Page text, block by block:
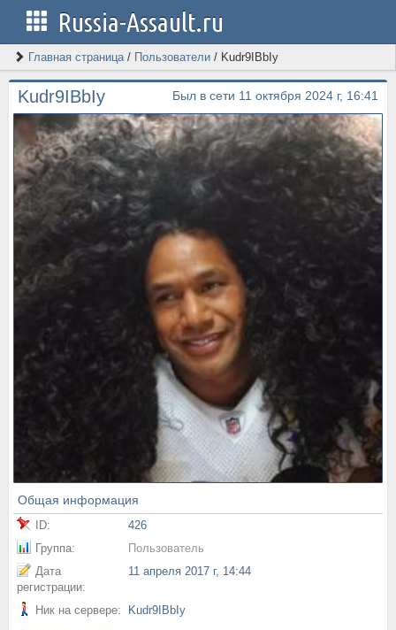
Russia-Assault.ru
Главная страница/ Пользователи / Kudr9IBbIy
Kudr9IBbIy Был в сети 11 октября 2024 г, 16:41
Общая информация
ID:
426
Группа:
Пользователь
Дата
регистрации:
11 апреля 2017 г, 14:44
Ник на сервере: Kudr9IBbIy